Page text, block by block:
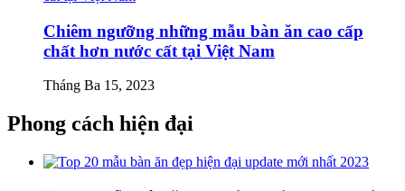
Chiêm ngưỡng những mẫu bàn ăn cao cấp
chất hơn nước cất tại Việt Nam
Tháng Ba 15, 2023
Phong cách hiện đại